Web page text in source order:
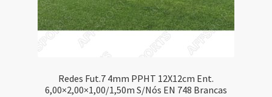
Redes Fut.7 4mm PPHT 12X12cm Ent.
6,00×2,00×1,00/1,50m S/Nós EN 748 Brancas